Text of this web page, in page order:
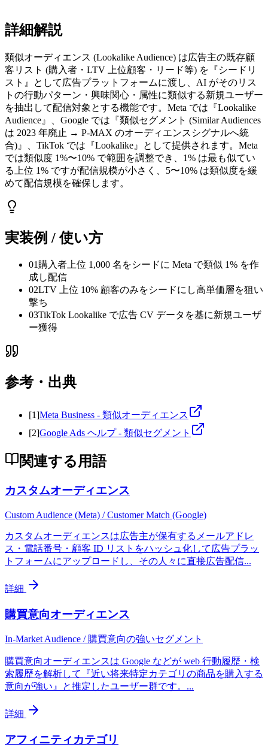
詳細解説
類似オーディエンス (Lookalike Audience) は広告主の既存顧
客リスト (購入者・LTV 上位顧客・リード等) を『シードリ
スト』として広告プラットフォームに渡し、AI がそのリス
トの行動パターン・興味関心・属性に類似する新規ユーザー
を抽出して配信対象とする機能です。Meta では『Lookalike
Audience』、Google では『類似セグメント (Similar Audiences
は 2023 年廃止 → P-MAX のオーディエンスシグナルへ統
合)』、TikTok では『Lookalike』として提供されます。Meta
では類似度 1%〜10% で範囲を調整でき、1% は最も似てい
る上位 1% ですが配信規模が小さく、5〜10% は類似度を緩
めて配信規模を確保します。
実装例 / 使い方
01購入者上位 1,000 名をシードに Meta で類似 1% を作
成し配信
02LTV 上位 10% 顧客のみをシードにし高単価層を狙い
撃ち
03TikTok Lookalike で広告 CV データを基に新規ユーザ
ー獲得
参考・出典
[1]Meta Business - 類似オーディエンス
[2]Google Ads ヘルプ - 類似セグメント
関連する用語
カスタムオーディエンス
Custom Audience (Meta) / Customer Match (Google)
カスタムオーディエンスは広告主が保有するメールアドレ
ス・電話番号・顧客 ID リストをハッシュ化して広告プラッ
トフォームにアップロードし、その人々に直接広告配信...
詳細
購買意向オーディエンス
In-Market Audience / 購買意向の強いセグメント
購買意向オーディエンスは Google などが web 行動履歴・検
索履歴を解析して『近い将来特定カテゴリの商品を購入する
意向が強い』と推定したユーザー群です。 ...
詳細
アフィニティカテゴリ